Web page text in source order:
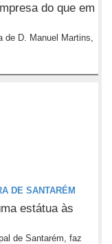
do que em
de D. Manuel Martins,
DE SANTARÉM
estátua às
de Santarém, faz